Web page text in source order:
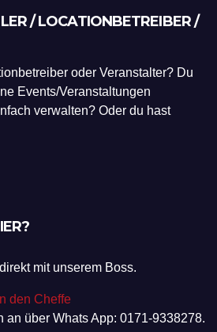
/ LOCATIONBETREIBER /
oder Veranstalter? Du
Events/Veranstaltungen
verwalten? Oder du hast
mit unserem Boss.
den Cheffe
an über Whats App: 0171-9338278.